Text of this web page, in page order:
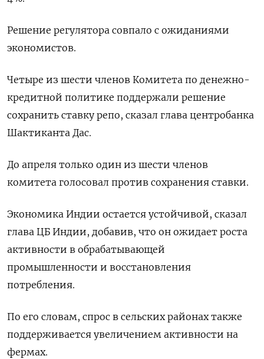
Решение регулятора совпало с ожиданиями
экономистов.
Четыре из шести членов Комитета по денежно-
кредитной политике поддержали решение
сохранить ставку репо, сказал глава центробанка
Шактиканта Дас.
До апреля только один из шести членов
комитета голосовал против сохранения ставки.
Экономика Индии остается устойчивой, сказал
глава ЦБ Индии, добавив, что он ожидает роста
активности в обрабатывающей
промышленности и восстановления
потребления.
По его словам, спрос в сельских районах также
поддерживается увеличением активности на
фермах.